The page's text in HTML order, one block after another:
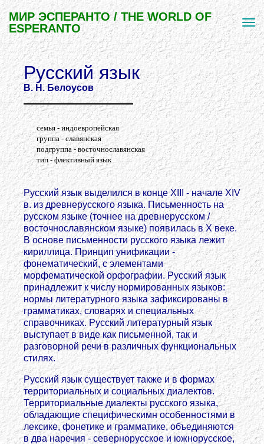
МИР ЭСПЕРАНТО / THE WORLD OF
ESPERANTO
Русский язык
В. Н. Белоусов
семья - индоевропейская
группа - славянская
подгруппа - восточнославянская
тип - флективный язык
Русский язык выделился в конце XIII - начале XIV
в. из древнерусского языка. Письменность на
русском языке (точнее на древнерусском /
восточнославянском языке) появилась в Х веке.
В основе письменности русского языка лежит
кириллица. Принцип унификации -
фонематический, с элементами
морфематической орфографии. Русский язык
принадлежит к числу нормированных языков:
нормы литературного языка зафиксированы в
грамматиках, словарях и специальных
справочниках. Русский литературный язык
выступает в виде как письменной, так и
разговорной речи в различных функциональных
стилях.
Русский язык существует также и в формах
территориальных и социальных диалектов.
Территориальные диалекты русского языка,
обладающие специфическимн особенностями в
лексике, фонетике и грамматике, объединяются
в два наречия - севернорусское и южнорусское,